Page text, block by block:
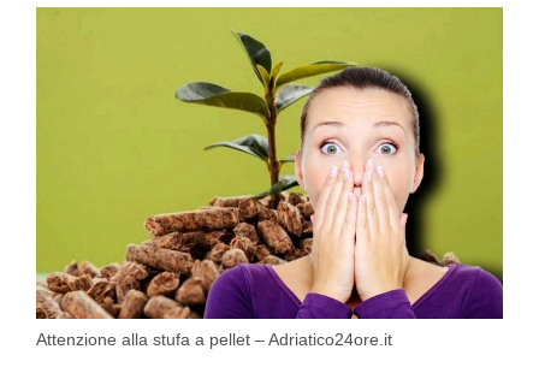
Attenzione alla stufa a pellet – Adriatico24ore.it